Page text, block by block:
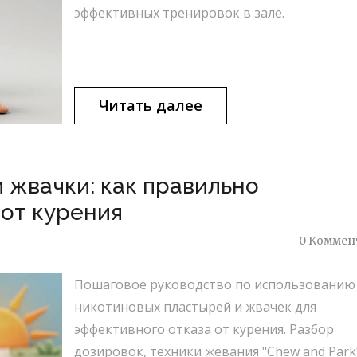
эффективных тренировок в зале.
Читать далее
как правильно
курения
0
Пошаговое руководство по использованию
никотиновых пластырей и жвачек для
эффективного отказа от курения. Разбор
дозировок, техники жевания "Chew and